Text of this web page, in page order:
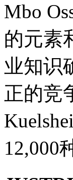
Mbo
的元素
业知识
正的竞
12,000